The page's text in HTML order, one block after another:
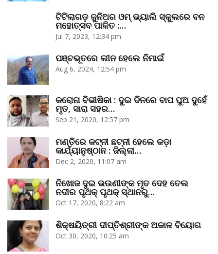
ଟିଟିଲାଗଡ଼ ଜୁନିଅର ଓମ୍‌ ଭ୍ୟାଲି ସ୍କୁଲରେ ବନ
ମହୋତ୍ସବ ପାଳିତ :…
Jul 7, 2023, 12:34 pm
ପଞ୍ଚଭୂତରେ ଲୀନ ହେଲେ ନିମାଇଁ
Aug 6, 2024, 12:54 pm
କରୋନା ବିଭୀଷିକା : ଦୁଇ ଦିନରେ ବାପ ପୁଅ ଦୁହେଁ
ମୃତ, ସାରା ସହର…
Sep 21, 2020, 12:57 pm
ମଣ୍ତିରେ କଟ୍‌ନୀ ଛଟ୍‌ନୀ ହେଲେ କଡ଼ା
କାର୍ଯ୍ୟାନୁଷ୍ଠାନ : ଜିଲ୍ଲା…
Dec 2, 2020, 11:07 am
ନିଖୋଜ ଦୁଇ ଭଉଣୀଙ୍କ ମୃତ ଦେହ ତେଲ
ନଦୀର ପୃଥକ୍‌ ପୃଥକ୍‌ ସ୍ଥାନରୁ…
Oct 17, 2020, 8:22 am
ଶିକ୍ଷୟିତ୍ରୀ ଦୀପ୍ତିଶ୍ରୀଙ୍କ ଅକାଳ ବିୟୋଗ
Oct 30, 2020, 10:25 am